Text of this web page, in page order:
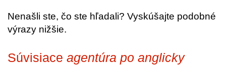
Nenašli ste, čo ste hľadali? Vyskúšajte podobné
výrazy nižšie.
Súvisiace agentúra po anglicky